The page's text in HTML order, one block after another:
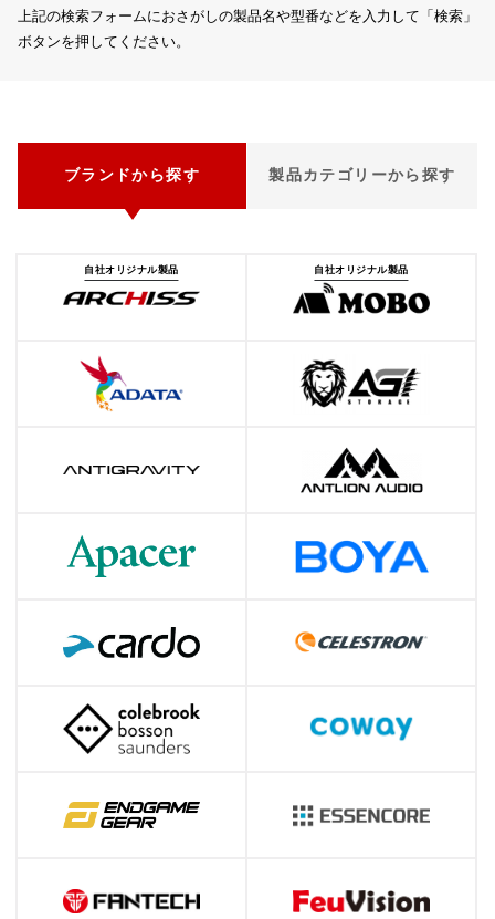
上記の検索フォームにおさがしの製品名や型番などを入力して「検索」
ボタンを押してください。
ブランドから探す 製品カテゴリーから探す
自社オリジナル製品 自社オリジナル製品